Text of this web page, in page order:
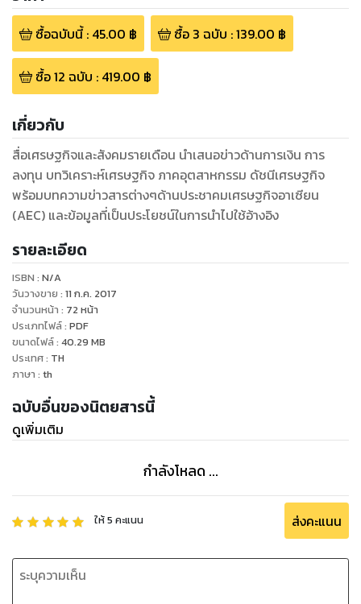
ซื้อฉบับนี้: 45.00 ฿ ซื้อ 3 ฉบับ :139.00 ฿
ซื้อ12 ฉบับ : 419.00 ฿
เกี่ยวกับ
สื่อเศรษฐกิจและสังคมรายเดือน นำเสนอข่าวด้านการเงิน การ
ลงทุน บทวิเคราะห์เศรษฐกิจ ภาคอุตสาหกรรม ดัชนีเศรษฐกิจ
พร้อมบทความข่าวสารต่างๆด้านประชาคมเศรษฐกิจอาเซียน
(AEC) และข้อมูลที่เป็นประโยชน์ในการนำไปใช้อ้างอิง
รายละเอียด
ISBN : N/A
วันวางขาย : 11 ก.ค. 2017
จำนวนหน้า : 72 หน้า
ประเภทไฟล์: PDF
ขนาดไฟล์: 40.29 MB
ประเทศ: TH
ภาษา : th
ฉบับอื่นของนิตยสารนี้
ดูเพิ่มเติม
กำลังโหลด ...
ให้5 คะแนน ส่งคะแนน